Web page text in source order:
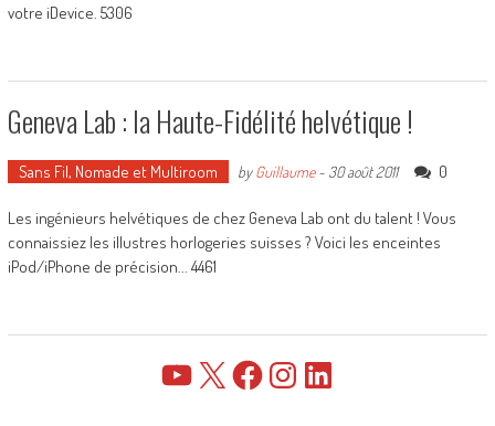
votre iDevice. 5306
Geneva Lab : la Haute-Fidélité helvétique !
Sans Fil, Nomade et Multiroom byGuillaume- 30 août 2011 0
Les ingénieurs helvétiques de chez Geneva Lab ont du talent ! Vous
connaissiez les illustres horlogeries suisses ? Voici les enceintes
iPod/iPhone de précision... 4461
YouTube FacebookInstagramLinkedIn